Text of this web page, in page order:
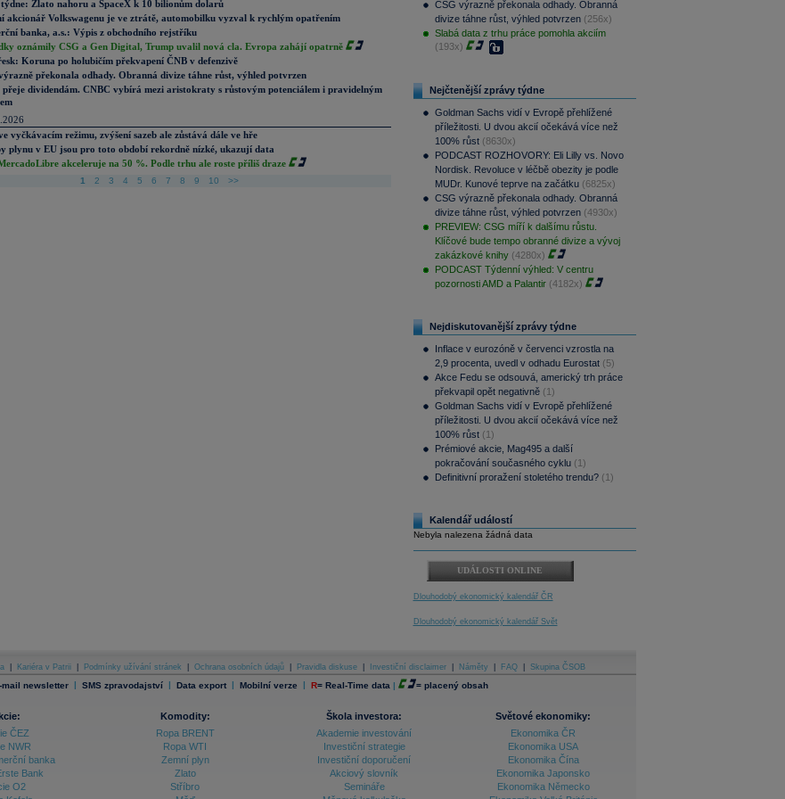
Zlato nahoru a SpaceX k 10 bilionům dolarů
akcionář Volkswagenu je ve ztrátě, automobilku vyzval k rychlým opatřením
banka, a.s.: Výpis z obchodního rejstříku
oznámily CSG a Gen Digital, Trump uvalil nová cla. Evropa zahájí opatrně
Koruna po holubičím překvapení ČNB v defenzivě
překonala odhady. Obranná divize táhne růst, výhled potvrzen
přeje dividendám. CNBC vybírá mezi aristokraty s růstovým potenciálem i pravidelným
vyčkávacím režimu, zvýšení sazeb ale zůstává dále ve hře
plynu v EU jsou pro toto období rekordně nízké, ukazují data
akceleruje na 50 %. Podle trhu ale roste příliš draze
1 2 3 4 5 6 7 8 9 10 >>
CSG výrazně překonala odhady. Obranná
divize táhne růst, výhled potvrzen (256x)
Slabá data z trhu práce pomohla akciím
(193x)
Nejčtenější zprávy týdne
Goldman Sachs vidí v Evropě přehlížené
příležitosti. U dvou akcií očekává více než
100% růst (8630x)
PODCAST ROZHOVORY: Eli Lilly vs. Novo
Nordisk. Revoluce v léčbě obezity je podle
MUDr. Kunové teprve na začátku (6825x)
CSG výrazně překonala odhady. Obranná
divize táhne růst, výhled potvrzen (4930x)
PREVIEW: CSG míří k dalšímu růstu.
Klíčové bude tempo obranné divize a vývoj
zakázkové knihy (4280x)
PODCAST Týdenní výhled: V centru
pozornosti AMD a Palantir (4182x)
Nejdiskutovanější zprávy týdne
Inflace v eurozóně v červenci vzrostla na
2,9 procenta, uvedl v odhadu Eurostat (5)
Akce Fedu se odsouvá, americký trh práce
překvapil opět negativně (1)
Goldman Sachs vidí v Evropě přehlížené
příležitosti. U dvou akcií očekává více než
100% růst (1)
Prémiové akcie, Mag495 a další
pokračování současného cyklu (1)
Definitivní proražení stoletého trendu? (1)
Kalendář událostí
Nebyla nalezena žádná data
UDÁLOSTI ONLINE
Dlouhodobý ekonomický kalendář ČR
Dlouhodobý ekonomický kalendář Svět
Kariéra v Patrii Podmínky užívání stránek Ochrana osobních údajů Pravidla diskuse Investiční disclaimer Náměty FAQ Skupina ČSOB
mail newsletter | SMS zpravodajství | Data export | Mobilní verze | R= Real-Time data | = placený obsah
ČEZ
NWR
banka
Bank
O2
Komodity:
Ropa BRENT
Ropa WTI
Zemní plyn
Zlato
Stříbro
Škola investora:
Akademie investování
Investiční strategie
Investiční doporučení
Akciový slovník
Semináře
Světové ekonomiky:
Ekonomika ČR
Ekonomika USA
Ekonomika Čína
Ekonomika Japonsko
Ekonomika Německo